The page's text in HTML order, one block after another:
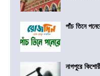
পাঁচ তিনে
নাগপুরে